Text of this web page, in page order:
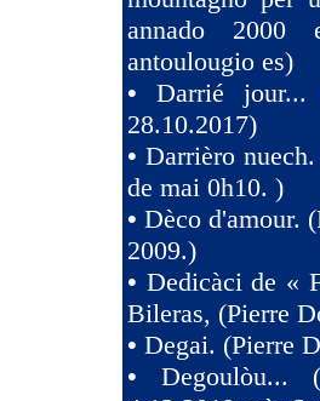
annado 2000
antoulougio es)
• Darrié jour...
28.10.2017)
• Darrièro
de mai 0h10. )
• Dèco d'amour.
2009.)
• Dedicàci de «
Bileras, (Pierre
• Degai. (Pierre
• Degoulòu...